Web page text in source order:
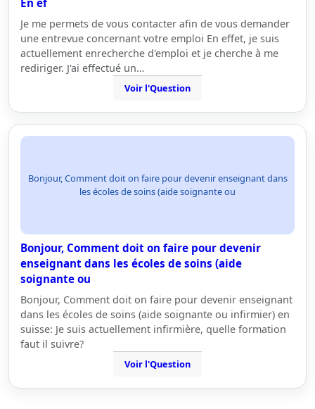
En ef
Je me permets de vous contacter afin de vous demander
une entrevue concernant votre emploi En effet, je suis
actuellement enrecherche d'emploi et je cherche à me
rediriger. J'ai effectué un…
Voir l'Question
Bonjour, Comment doit on faire pour devenir enseignant dans
les écoles de soins (aide soignante ou
Bonjour, Comment doit on faire pour devenir
enseignant dans les écoles de soins (aide
soignante ou
Bonjour, Comment doit on faire pour devenir enseignant
dans les écoles de soins (aide soignante ou infirmier) en
suisse: Je suis actuellement infirmière, quelle formation
faut il suivre?
Voir l'Question